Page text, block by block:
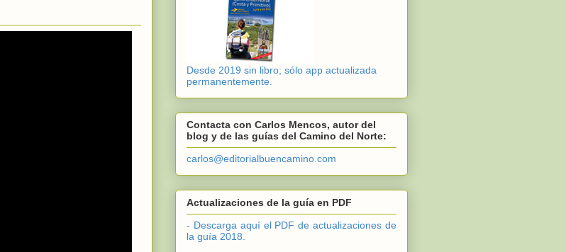
Desde 2019 sin libro; sólo app actualizada
permanentemente.
Contacta con Carlos Mencos, autor del
blog y de las guías del Camino del Norte:
carlos@editorialbuencamino.com
Actualizaciones de la guía en PDF
- Descarga aquí el PDF de actualizaciones de
la guía 2018.